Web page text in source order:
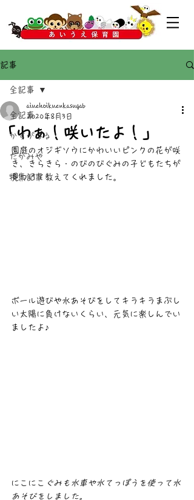
記事
全記事
かすがばる
たかみや
特集記事
全記事
「わぁ！咲いたよ！」
aiuehoikuenkasugab
2020年8月3日
園庭のオジギソウにかわいいピンクの花が咲
き、きらきら・のびのびぐみの子どもたちが
見つけて教えてくれました。
ボール遊びや水あそびをしてキラキラまぶし
い太陽に負けないくらい、元気に楽しんでい
ましたよ♪
にこにこ
ぐみも水車や水てっぽうを使って水
あそびをしました。